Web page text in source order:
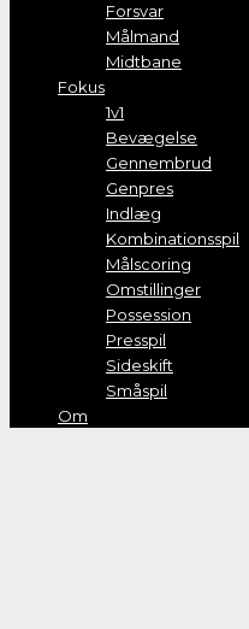
Forsvar
Målmand
Midtbane
Fokus
1v1
Bevægelse
Gennembrud
Genpres
Indlæg
Kombinationsspil
Målscoring
Omstillinger
Possession
Presspil
Sideskift
Småspil
Om